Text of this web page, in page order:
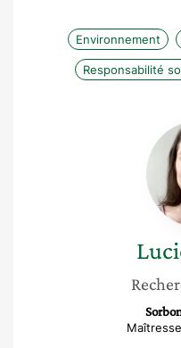
Environnement
Responsabilité